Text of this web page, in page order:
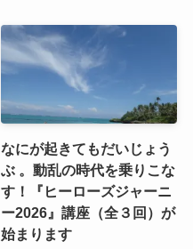
なにが起きてもだいじょう
ぶ 。動乱の時代を乗りこな
す！『ヒーローズジャーニ
ー2026』講座（全３回）が
始まります